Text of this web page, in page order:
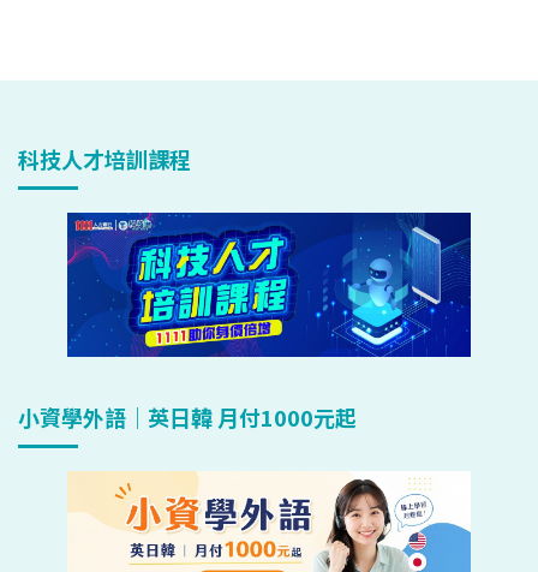
科技人才培訓課程
小資學外語｜英日韓 月付1000元起